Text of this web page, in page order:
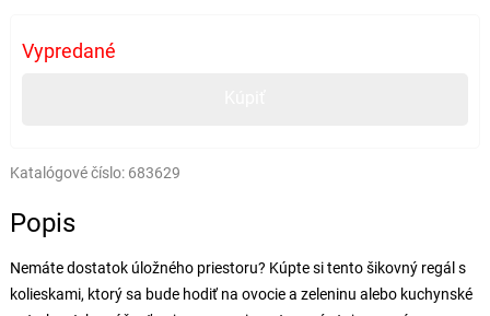
Vypredané
Katalógové číslo: 683629
Popis
Nemáte dostatok úložného priestoru? Kúpte si tento šikovný regál s
kolieskami, ktorý sa bude hodiť na ovocie a zeleninu alebo kuchynské